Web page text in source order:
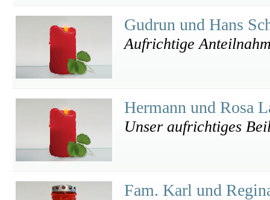
Gudrun und Hans
Aufrichtige
Hermann und Rosa
Unser aufrichtiges
Fam. Karl und